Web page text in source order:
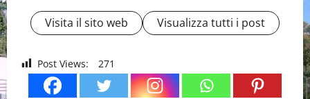
Visita il sito web Visualizza tutti i post
Post Views: 271